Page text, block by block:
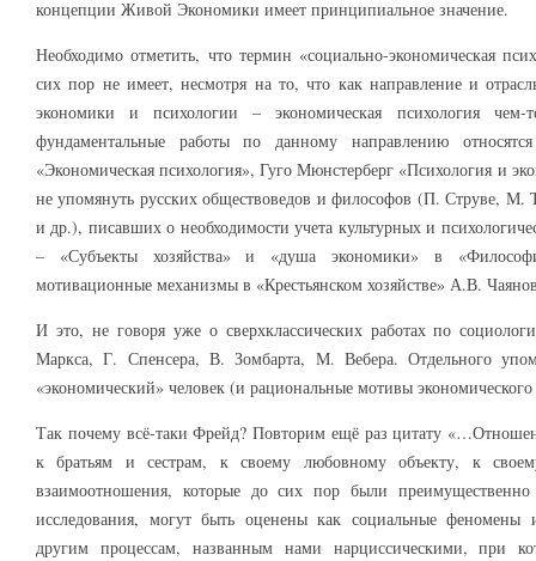
концепции Живой Экономики имеет принципиальное значение.
Необходимо отметить, что термин «социально-экономическая
сих пор не имеет, несмотря на то, что как направление и
экономики и психологии – экономическая психология
фундаментальные работы по данному направлению
«Экономическая психология», Гуго Мюнстерберг «Психология и
не упомянуть русских обществоведов и философов (П. Струве, М.
и др.), писавших о необходимости учета культурных и
– «Субъекты хозяйства» и «душа экономики» в
мотивационные механизмы в «Крестьянском хозяйстве» А.В.
И это, не говоря уже о сверхклассических работах по
Маркса, Г. Спенсера, В. Зомбарта, М. Вебера. Отдельного
«экономический» человек (и рациональные мотивы
Так почему всё-таки Фрейд? Повторим ещё раз цитату
к братьям и сестрам, к своему любовному объекту, к
взаимоотношения, которые до сих пор были преимущественно
исследования, могут быть оценены как социальные феномены
другим процессам, названным нами нарциссическими, при